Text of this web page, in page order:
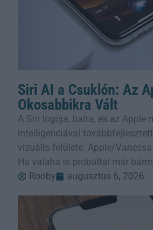
Siri AI a Csuklón: Az
Okosabbikra Vált
A Siri logója, balra, és az Apple
intelligenciával
vizuális felülete. Apple/
Ha valaha is próbáltál már
Rooby
augusztus 6, 2026